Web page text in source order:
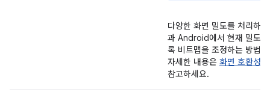
다양한 화면 밀도를 처리하
과 Android에서 현재 밀도
록 비트맵을 조정하는 방법
자세한 내용은 화면 호환성
참고하세요.